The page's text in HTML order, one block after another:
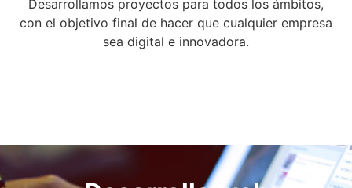
Desarrollamos proyectos para todos los ámbitos,
con el objetivo final de hacer que cualquier empresa
sea digital e innovadora.